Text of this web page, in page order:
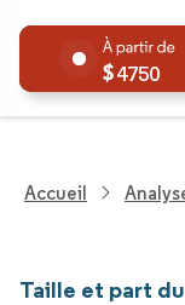
4750
Accueil
Taille et part